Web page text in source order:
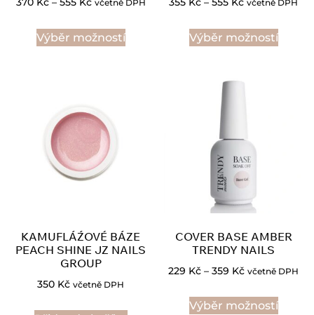
včetně DPH
Výběr možností
včetně DPH
Výběr možností
KAMUFLÁŹOVÉ BÁZE
PEACH SHINE JZ NAILS
GROUP
350 Kč včetně DPH
COVER BASE AMBER
TRENDY NAILS
229 Kč – 359 Kč včetně DPH
Výběr možností